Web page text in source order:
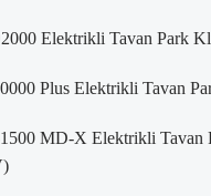
Elektrikli Tavan Park
Plus Elektrikli Tavan
MD-X Elektrikli Tavan